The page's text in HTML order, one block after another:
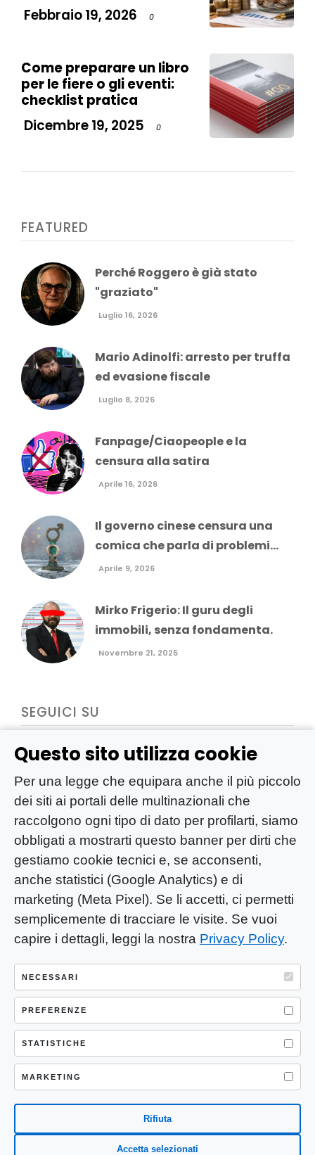
Questo sito utilizza cookie
Per una legge che equipara anche il più piccolo
dei siti ai portali delle multinazionali che
raccolgono ogni tipo di dato per profilarti, siamo
obbligati a mostrarti questo banner per dirti che
gestiamo cookie tecnici e, se acconsenti,
anche statistici (Google Analytics) e di
marketing (Meta Pixel). Se li accetti, ci permetti
semplicemente di tracciare le visite. Se vuoi
capire i dettagli, leggi la nostra Privacy Policy.
NECESSARI
PREFERENZE
STATISTICHE
MARKETING
Rifiuta
Accetta selezionati
Febbraio 19, 2026
0
Come preparare un libro
per le fiere o gli eventi:
checklist pratica
Dicembre 19, 2025
0
FEATURED
Perché Roggero è già stato
"graziato"
Luglio 16, 2026
Mario Adinolfi: arresto per truffa
ed evasione fiscale
Luglio 8, 2026
Fanpage/Ciaopeople e la
censura alla satira
Aprile 16, 2026
Il governo cinese censura una
comica che parla di problemi...
Aprile 9, 2026
Mirko Frigerio: Il guru degli
immobili, senza fondamenta.
Novembre 21, 2025
SEGUICI SU
YOU-ng Slow Journalism è una testata
giornalistica di proprietà di Mastino S.R.L.
Registrazione presso Trib. Santa Maria
Capua Vetere (CE) n° 900 del 31/01/2025 |
ISSN 3103-4683
P.IVA: 04755530617
Sede Legale: CASERTA – VIA LORENZO MARIA
NERONI 11 CAP 81100